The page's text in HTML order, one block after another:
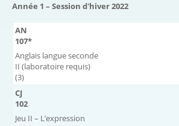
Année 1 – Session d'hiver 2022
AN
107*
Anglais langue seconde
II (laboratoire requis)
(3)
CJ
102
Jeu II – L’expression